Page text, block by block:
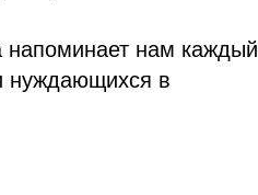
напоминает нам каждый
нуждающихся в